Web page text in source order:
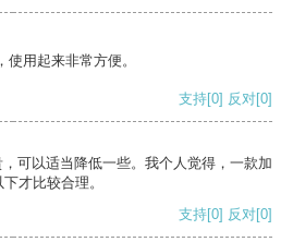
用起来非常方便。
支持[0] 反对[0]
可以适当降低一些。我个人觉得，一款加
才比较合理。
支持[0] 反对[0]